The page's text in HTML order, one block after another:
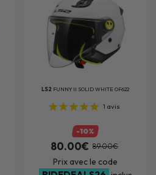
LS2 FUNNY II SOLID WHITE OF622
1 avis
-10%
80.00€ 89.00€
Prix avec le code